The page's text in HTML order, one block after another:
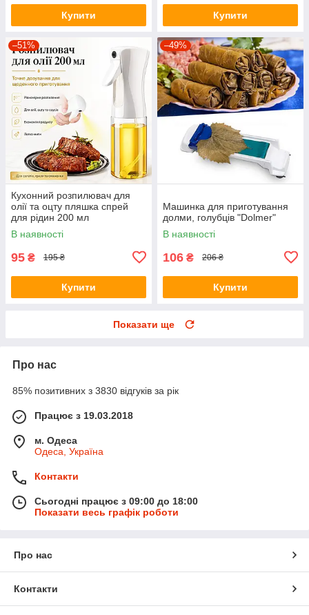
Купити Купити
–51%
Кухонний розпилювач для
олії та оцту пляшка спрей
для рідин 200 мл
В наявності
95 ₴ 195 ₴
Купити
–49%
Машинка для приготування
долми, голубців "Dolmer"
В наявності
106 ₴ 206 ₴
Купити
Показати ще
Про нас
85% позитивних з 3830 відгуків за рік
Працює з 19.03.2018
м. Одеса
Одеса, Україна
Контакти
Сьогодні працює з 09:00 до 18:00
Показати весь графік роботи
Про нас
Контакти